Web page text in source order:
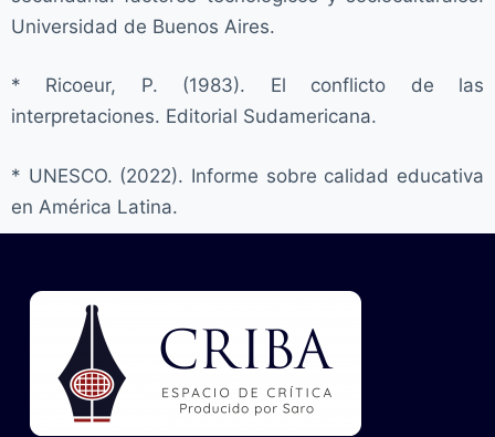
Universidad de Buenos Aires.
* Ricoeur, P. (1983). El conflicto de las
interpretaciones. Editorial Sudamericana.
* UNESCO. (2022). Informe sobre calidad educativa
en América Latina.